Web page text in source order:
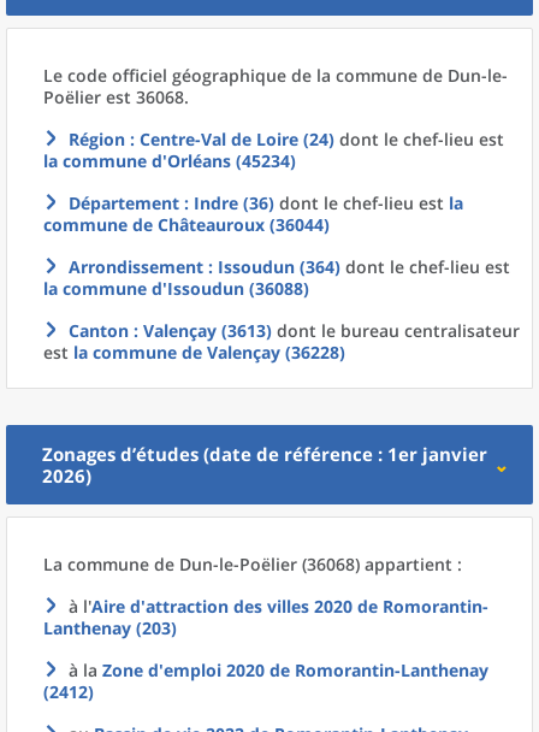
Le code officiel géographique de la commune de Dun-le-
Poëlier est 36068.
Région : Centre-Val de Loire (24) dont le chef-lieu est
la commune d'Orléans (45234)
Département : Indre (36) dont le chef-lieu est la
commune de Châteauroux (36044)
Arrondissement : Issoudun (364) dont le chef-lieu est
la commune d'Issoudun (36088)
Canton : Valençay (3613) dont le bureau centralisateur
est la commune de Valençay (36228)
Zonages d’études (date de référence : 1er janvier
2026)
La commune de Dun-le-Poëlier (36068) appartient :
à l'Aire d'attraction des villes 2020 de Romorantin-
Lanthenay (203)
à la Zone d'emploi 2020 de Romorantin-Lanthenay
(2412)